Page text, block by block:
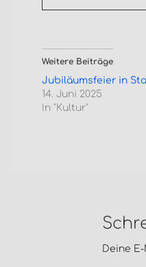
Weitere Beiträge
Jubiläumsfeier in
14. Juni 2025
In "Kultur"
Deine